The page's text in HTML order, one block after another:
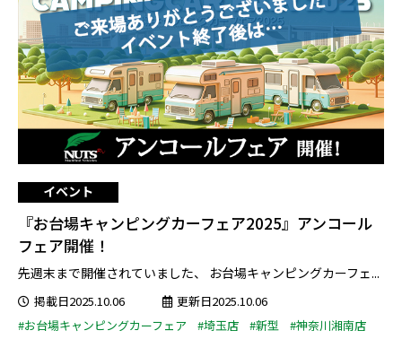
イベント
『お台場キャンピングカーフェア2025』アンコール
フェア開催！
先週末まで開催されていました、 お台場キャンピングカーフェ...
掲載日2025.10.06
更新日2025.10.06
#お台場キャンピングカーフェア
#埼玉店 #新型 #神奈川湘南店